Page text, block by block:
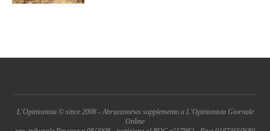
L'Opinionista © since 2008 - Abruzzonews supplemento a L'Opinionista Giornale
Online